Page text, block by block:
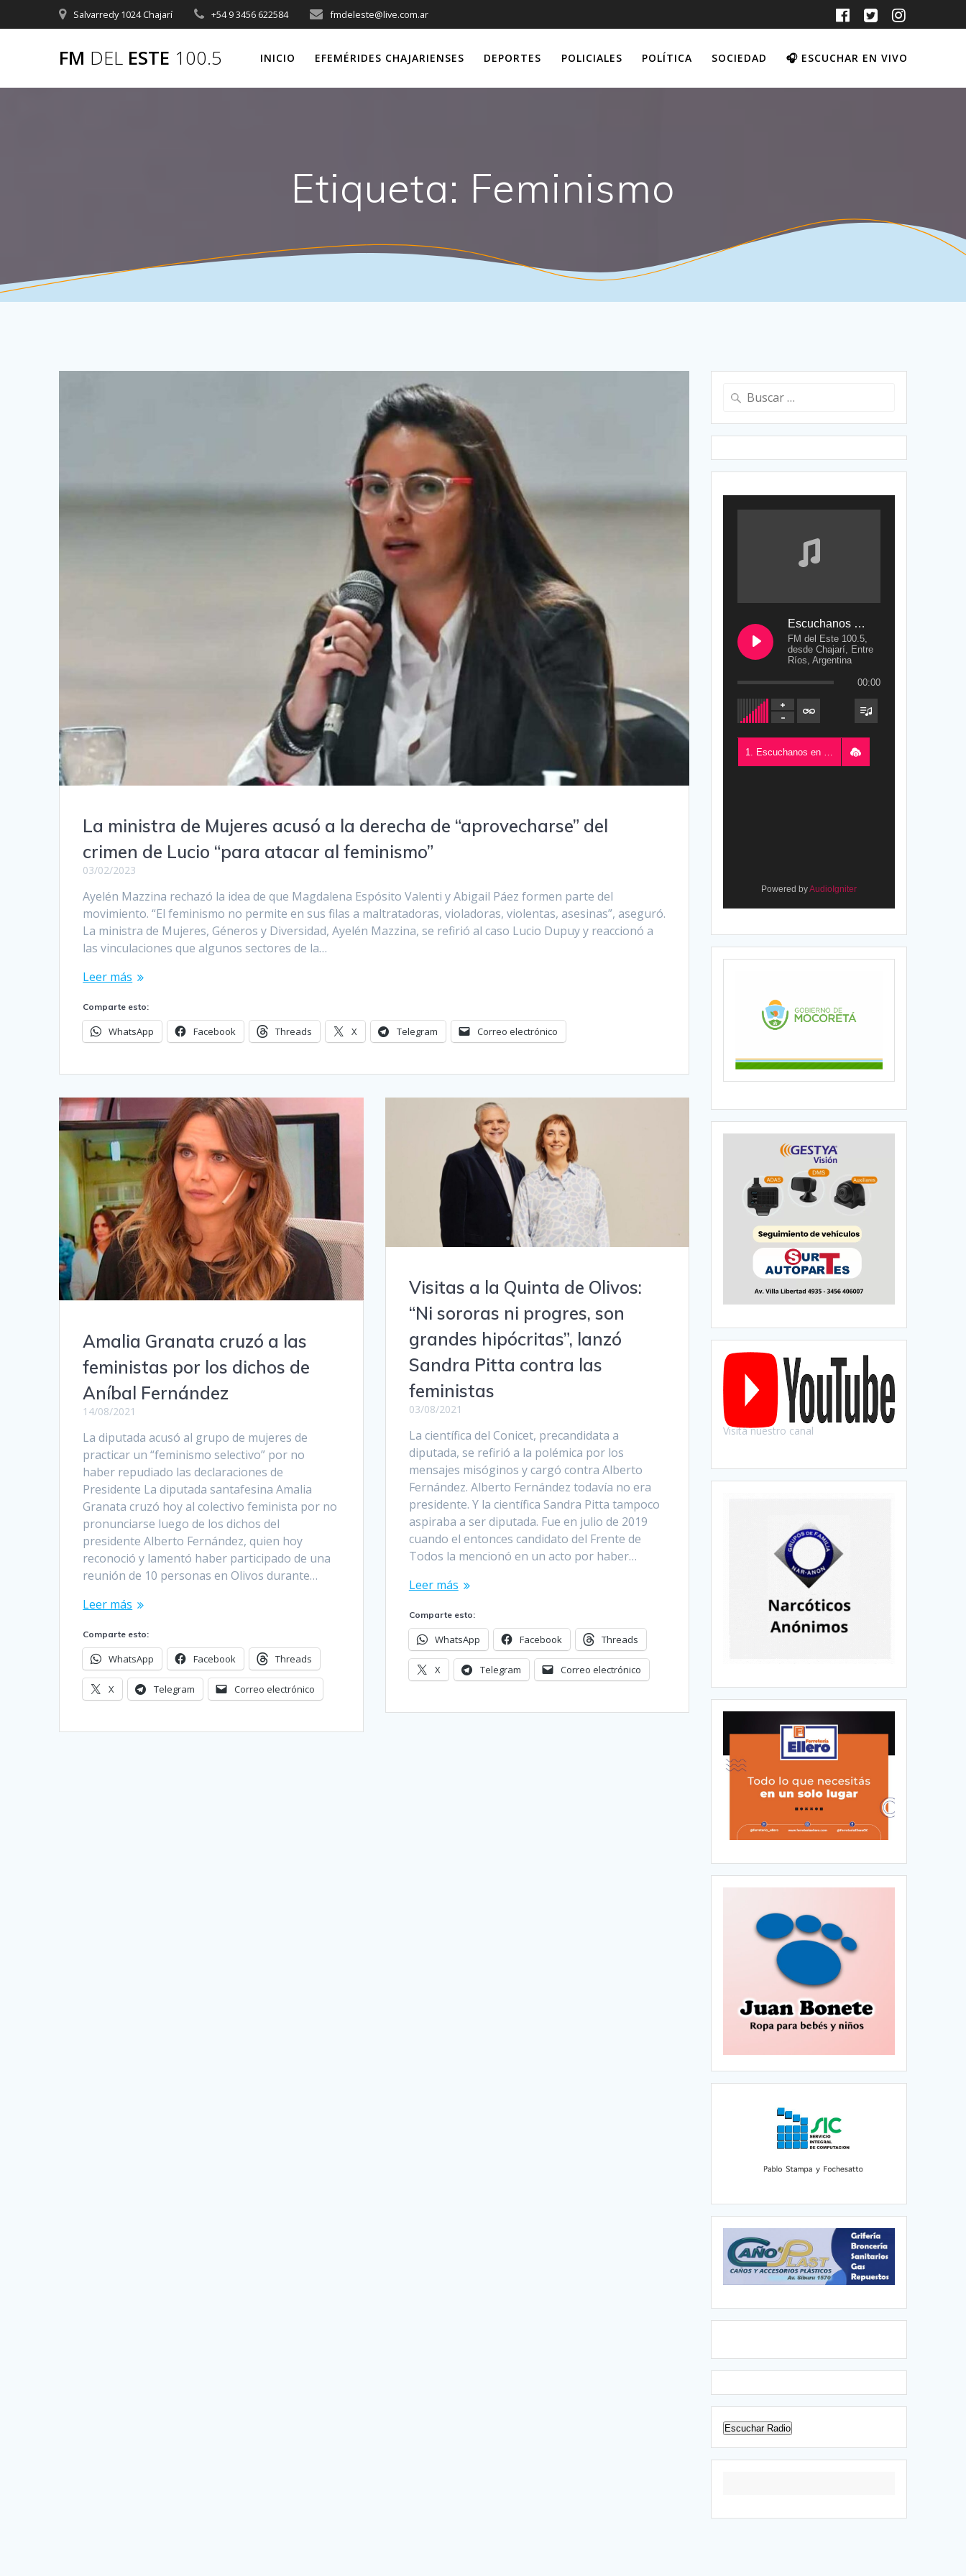
al
Salvarredy 1024 Chajarí +54 9 3456 622584 fmdeleste@live.com.ar
FM DEL ESTE 100.5 INICIO EFEMÉRIDES CHAJARIENSES DEPORTES POLICIALES POLÍTICA SOCIEDAD 🎧 ESCUCHAR EN VIVO
Etiqueta: Feminismo
La ministra de Mujeres acusó a la derecha de “aprovecharse” del
crimen de Lucio “para atacar al feminismo”
03/02/2023
Ayelén Mazzina rechazó la idea de que Magdalena Espósito Valenti y Abigail Páez formen parte del
movimiento. “El feminismo no permite en sus filas a maltratadoras, violadoras, violentas, asesinas”, aseguró.
La ministra de Mujeres, Géneros y Diversidad, Ayelén Mazzina, se refirió al caso Lucio Dupuy y reaccionó a
las vinculaciones que algunos sectores de la…
Leer más
Comparte esto:
WhatsApp Facebook Threads X Telegram Correo electrónico
Amalia Granata cruzó a las
feministas por los dichos de
Aníbal Fernández
14/08/2021
La diputada acusó al grupo de mujeres de
practicar un “feminismo selectivo” por no
haber repudiado las declaraciones de
Presidente La diputada santafesina Amalia
Granata cruzó hoy al colectivo feminista por no
pronunciarse luego de los dichos del
presidente Alberto Fernández, quien hoy
reconoció y lamentó haber participado de una
reunión de 10 personas en Olivos durante…
Leer más
Comparte esto:
WhatsApp Facebook Threads
X Telegram Correo electrónico
Visitas a la Quinta de Olivos:
“Ni sororas ni progres, son
grandes hipócritas”, lanzó
Sandra Pitta contra las
feministas
03/08/2021
La científica del Conicet, precandidata a
diputada, se refirió a la polémica por los
mensajes misóginos y cargó contra Alberto
Fernández. Alberto Fernández todavía no era
presidente. Y la científica Sandra Pitta tampoco
aspiraba a ser diputada. Fue en julio de 2019
cuando el entonces candidato del Frente de
Todos la mencionó en un acto por haber…
Leer más
Comparte esto:
WhatsApp Facebook Threads
X Telegram Correo electrónico
Buscar:
Escuchanos en Vivo
FM del Este 100.5,
desde Chajarí, Entre
Ríos, Argentina
00:00
1. Escuchanos en Vivo - FM del Este 100.5, desde Chajarí, Entre Ríos, Argentina
Powered byAudioIgniter
Visitá nuestro canal
Escuchar Radio